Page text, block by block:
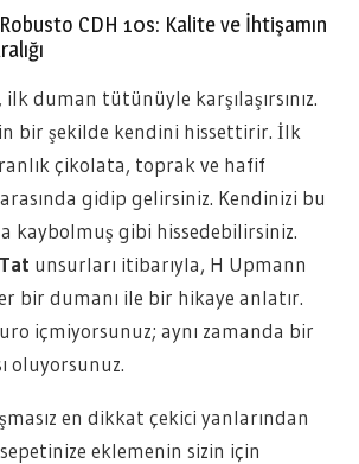
CDH 10s: Kalite ve İhtişamın
duman tütünüyle karşılaşırsınız.
bir şekilde kendini hissettirir. İlk
çikolata, toprak ve hafif
gidip gelirsiniz. Kendinizi bu
kaybolmuş gibi hissedebilirsiniz.
unsurları itibarıyla, H Upmann
bir dumanı ile bir hikaye anlatır.
içmiyorsunuz; aynı zamanda bir
oluyorsunuz.
en dikkat çekici yanlarından
eklemenin sizin için